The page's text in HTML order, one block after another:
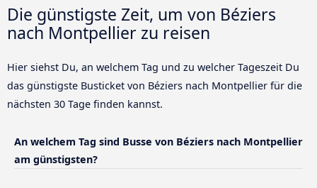
Die günstigste Zeit, um von Béziers
nach Montpellier zu reisen
Hier siehst Du, an welchem Tag und zu welcher Tageszeit Du
das günstigste Busticket von Béziers nach Montpellier für die
nächsten 30 Tage finden kannst.
An welchem Tag sind Busse von Béziers nach Montpellier
am günstigsten?